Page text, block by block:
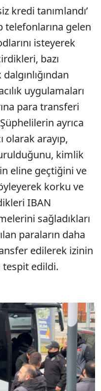
kredi tanımlandı’
telefonlarına gelen
isteyerek
bazı
uygulamaları
para transferi
ayrıca
olarak arayıp,
kimlik
eline geçtiğini ve
korku ve
IBAN
sağladıkları
paraların daha
edilerek izinin
tespit edildi.